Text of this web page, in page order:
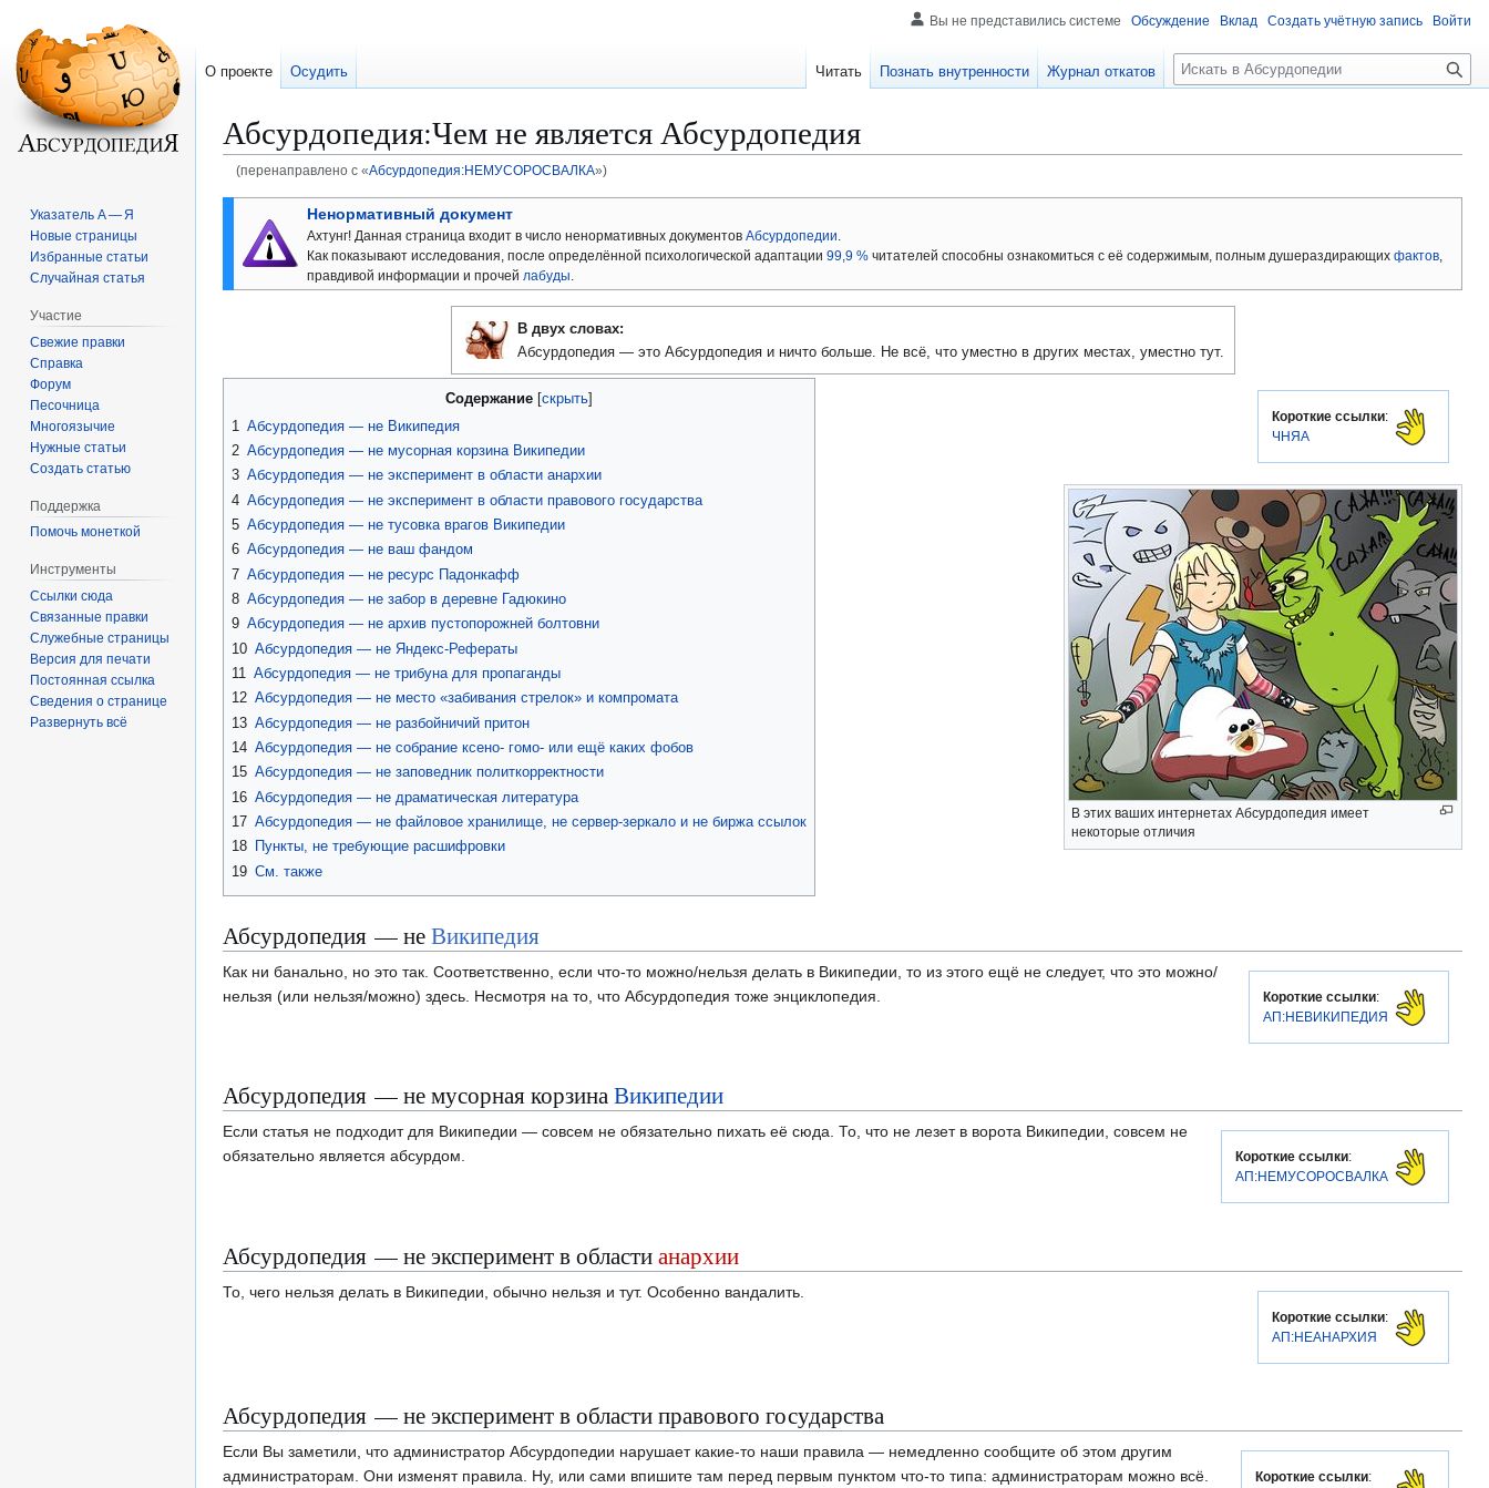
Абсурдопедия:Чем не является Абсурдопедия
(перенаправлено с «Абсурдопедия:НЕМУСОРОСВАЛКА»)
навигации
поиску
Ненормативный документ
Ахтунг! Данная страница входит в число ненормативных документов Абсурдопедии
Как показывают исследования, после определённой психологической адаптации 99,9 % читателей способны ознакомиться с её содержимым, полным душераздирающих фактов
правдивой информации и прочей лабуды
В двух словах:
Абсурдопедия — это Абсурдопедия и ничто больше. Не всё, что уместно в других местах, уместно тут.
Короткие ссылки:
ЧНЯА
В этих ваших интернетах Абсурдопедия имеет
некоторые отличия
Содержание
1 Абсурдопедия — не Википедия
2 Абсурдопедия — не мусорная корзина Википедии
3 Абсурдопедия — не эксперимент в области анархии
4 Абсурдопедия — не эксперимент в области правового государства
5 Абсурдопедия — не тусовка врагов Википедии
6 Абсурдопедия — не ваш фандом
7 Абсурдопедия — не ресурс Падонкафф
8 Абсурдопедия — не забор в деревне Гадюкино
9 Абсурдопедия — не архив пустопорожней болтовни
10 Абсурдопедия — не Яндекс-Рефераты
11
Абсурдопедия — не трибуна для пропаганды
12 Абсурдопедия — не место «забивания стрелок» и компромата
13 Абсурдопедия — не разбойничий притон
14 Абсурдопедия — не собрание ксено- гомо- или ещё каких фобов
15 Абсурдопедия — не заповедник политкорректности
16 Абсурдопедия — не драматическая литература
17 Абсурдопедия — не файловое хранилище, не сервер-зеркало и не биржа ссылок
18 Пункты, не требующие расшифровки
19 См. также
Абсурдопедия — неВикипедия
Короткие ссылки:
АП:НЕВИКИПЕДИЯ
Как ни банально, но это так. Соответственно, если что-то можно/нельзя делать в Википедии, то из этого ещё не следует, что это можно/
нельзя (или нельзя/можно) здесь. Несмотря на то, что Абсурдопедия тоже энциклопедия.
Абсурдопедия — не мусорная корзинаВикипедии
Короткие ссылки:
АП:НЕМУСОРОСВАЛКА
Если статья не подходит для Википедии — совсем не обязательно пихать её сюда. То, что не лезет в ворота Википедии, совсем не
обязательно является абсурдом.
Абсурдопедия — не эксперимент в областианархии
Короткие ссылки:
АП:НЕАНАРХИЯ
То, чего нельзя делать в Википедии, обычно нельзя и тут. Особенно вандалить.
Абсурдопедия — не эксперимент в области правового государства
Короткие ссылки:
Если Вы заметили, что администратор Абсурдопедии нарушает какие-то наши правила — немедленно сообщите об этом другим
администраторам. Они изменят правила. Ну, или сами впишите там перед первым пунктом что-то типа: администраторам можно всё.
Вы не представились системе Обсуждение Вклад Создать учётную запись Войти
О проекте Осудить Читать Познать внутренности Журнал откатов
П
о
к
Указатель А — Я
Новые страницы
Избранные статьи
Случайная статья
Участие
Свежие правки
Справка
Форум
Песочница
Многоязычие
Нужные статьи
Создать статью
Поддержка
Помочь монеткой
Инструменты
Ссылки сюда
Связанные правки
Служебные страницы
Версия для печати
Постоянная ссылка
Сведения о странице
Развернуть всё